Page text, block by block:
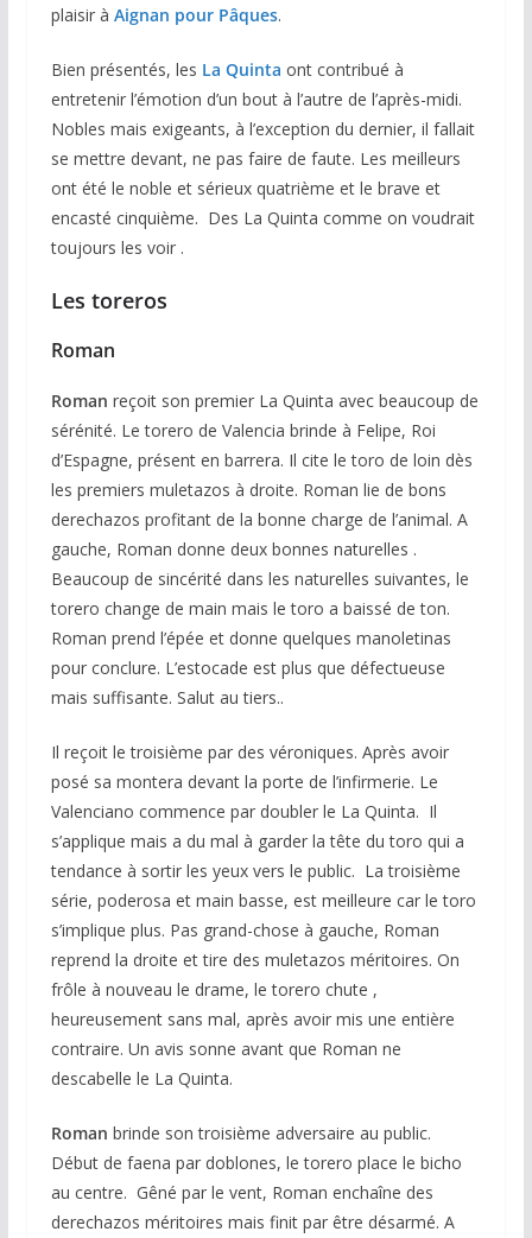
plaisir à Aignan pour Pâques.
Bien présentés, les La Quinta ont contribué à
entretenir l’émotion d’un bout à l’autre de l’après-midi.
Nobles mais exigeants, à l’exception du dernier, il fallait
se mettre devant, ne pas faire de faute. Les meilleurs
ont été le noble et sérieux quatrième et le brave et
encasté cinquième. Des La Quinta comme on voudrait
toujours les voir .
Les toreros
Roman
Roman reçoit son premier La Quinta avec beaucoup de
sérénité. Le torero de Valencia brinde à Felipe, Roi
d’Espagne, présent en barrera. Il cite le toro de loin dès
les premiers muletazos à droite. Roman lie de bons
derechazos profitant de la bonne charge de l’animal. A
gauche, Roman donne deux bonnes naturelles .
Beaucoup de sincérité dans les naturelles suivantes, le
torero change de main mais le toro a baissé de ton.
Roman prend l’épée et donne quelques manoletinas
pour conclure. L’estocade est plus que défectueuse
mais suffisante. Salut au tiers..
Il reçoit le troisième par des véroniques. Après avoir
posé sa montera devant la porte de l’infirmerie. Le
Valenciano commence par doubler le La Quinta. Il
s’applique mais a du mal à garder la tête du toro qui a
tendance à sortir les yeux vers le public. La troisième
série, poderosa et main basse, est meilleure car le toro
s’implique plus. Pas grand-chose à gauche, Roman
reprend la droite et tire des muletazos méritoires. On
frôle à nouveau le drame, le torero chute ,
heureusement sans mal, après avoir mis une entière
contraire. Un avis sonne avant que Roman ne
descabelle le La Quinta.
Roman brinde son troisième adversaire au public.
Début de faena par doblones, le torero place le bicho
au centre. Gêné par le vent, Roman enchaîne des
derechazos méritoires mais finit par être désarmé. A